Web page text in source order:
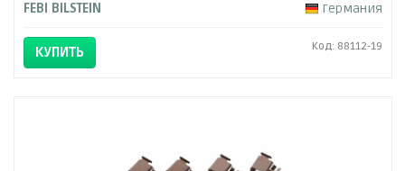
FEBI BILSTEIN
Германия
КУПИТЬ Код: 88112-19